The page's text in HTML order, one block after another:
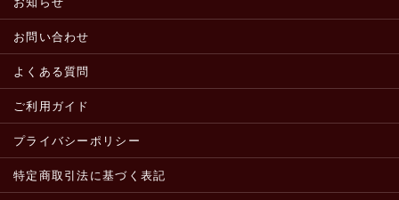
お問い合わせ
よくある質問
ご利用ガイド
プライバシーポリシー
特定商取引法に基づく表記